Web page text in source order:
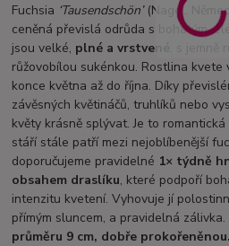
Fuchsia ‘Tausendschön’(Nagel,
ceněná převislá odrůda s bohatým,
jsou velké, plné a vrstvené
, s
růžovobílou sukénkou. Rostlina
konce května až do října. Díky
závěsných květináčů, truhlíků nebo
květy krásně splývat. Je to
stáří stále patří mezi nejoblíbenější
doporučujeme pravidelné 1× týdně
obsahem draslíku, které podpoří
intenzitu kvetení. Vyhovuje jí
přímým sluncem, a pravidelná zálivka.
průměru 9 cm, dobře prokořeněnou.